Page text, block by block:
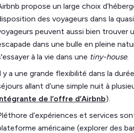
propose un large choix
des voyageurs dans la
peuvent aussi bien trouver
dans une bulle en pleine
à la vie dans une tiny-house.
y a une grande flexibilité dans la
allant d’une simple nuit à
de l’offre d’Airbnb).
d’expériences et services
américaine (explorer des